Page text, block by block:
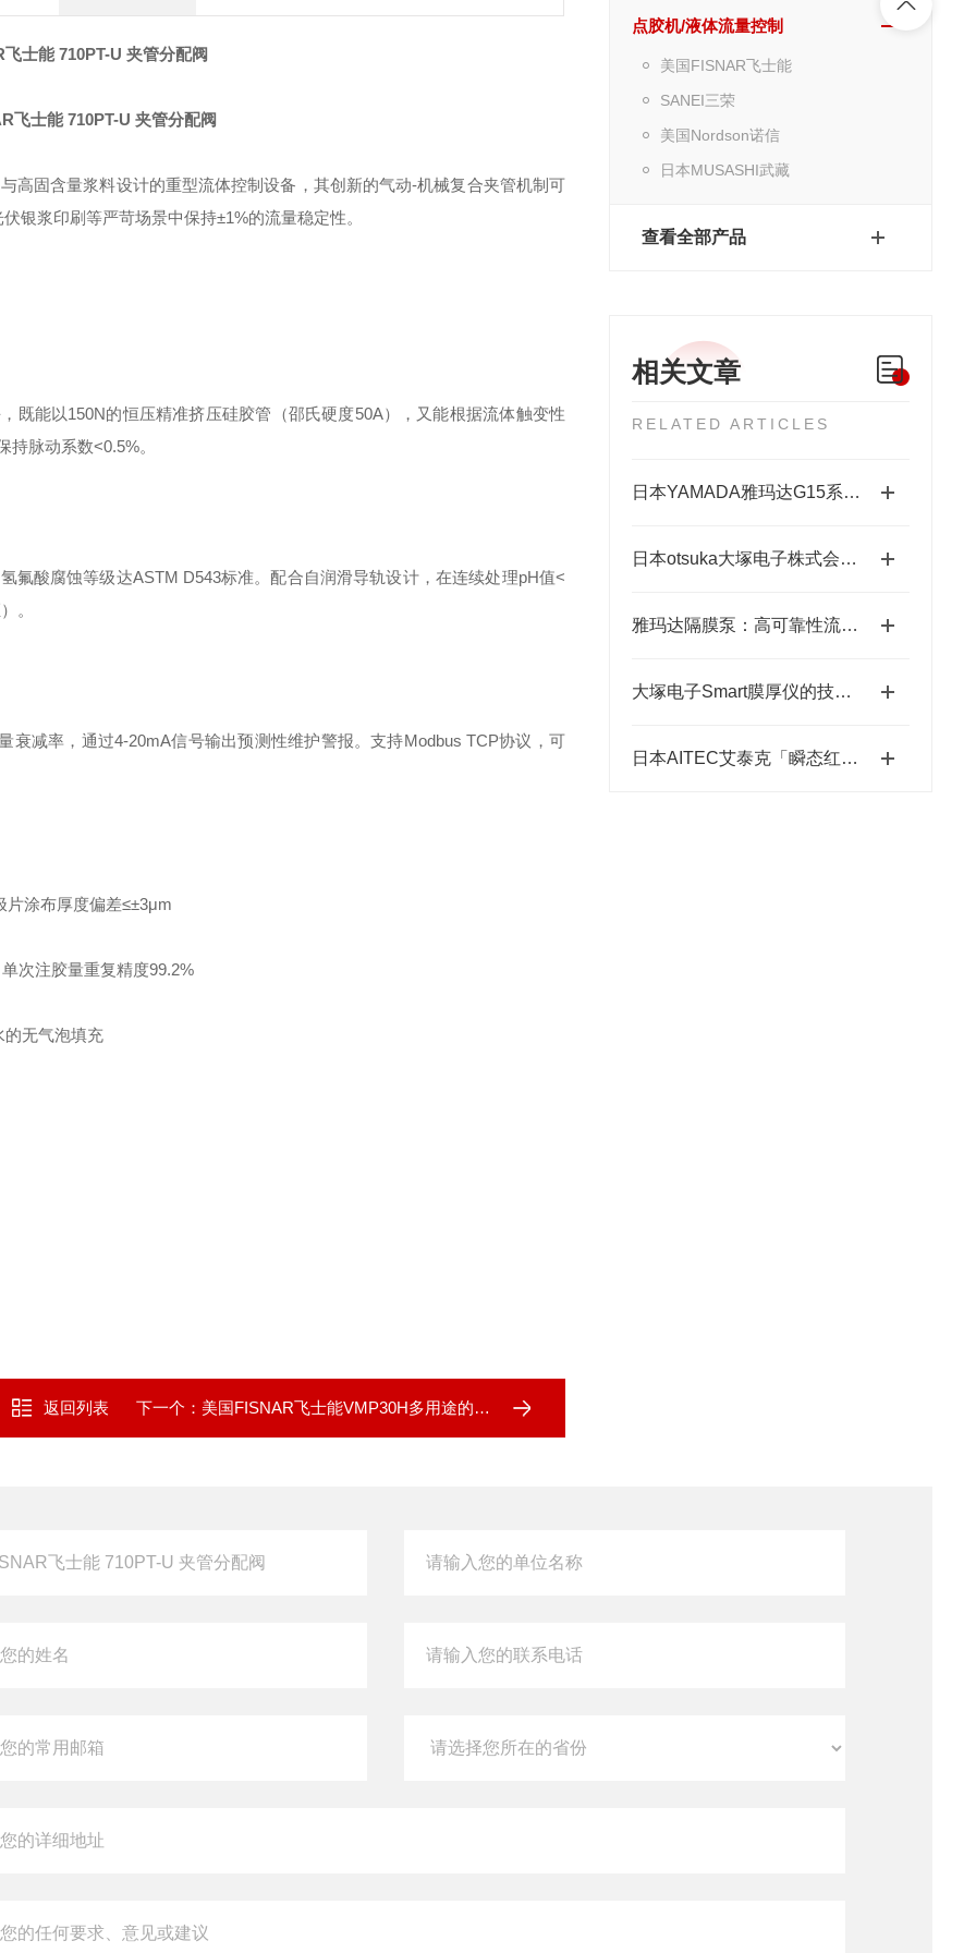
点胶机/液体流量控制
美国FISNAR飞士能
SANEI三荣
美国Nordson诺信
日本MUSASHI武藏
查看全部产品
相关文章
RELATED ARTICLES
日本YAMADA雅玛达G15系列超耐腐智能气动隔膜泵四川代理店
日本otsuka大塚电子株式会社【NEW】新品光波动场三次元显微镜MINUK
雅玛达隔膜泵：高可靠性流体输送的工业优选
大塚电子Smart膜厚仪的技术特点与应用优势
日本AITEC艾泰克「瞬态红外脉冲加热模块」总代理
士能 710PT-U 夹管分配阀
高固含量浆料设计的重型流体控制设备，其创新的气动-机械复合夹管机制可
银浆印刷等严苛场景中保持±1%的流量稳定性。
既能以150N的恒压精准挤压硅胶管（邵氏硬度50A），又能根据流体触变性
脉动系数<0.5%。
氟酸腐蚀等级达ASTM D543标准。配合自润滑导轨设计，在连续处理pH值<
。
减率，通过4-20mA信号输出预测性维护警报。支持Modbus TCP协议，可
片涂布厚度偏差≤±3μm
次注胶量重复精度99.2%
无气泡填充
返回列表 下一个： 美国FISNAR飞士能VMP30H多用途的迷你提升阀